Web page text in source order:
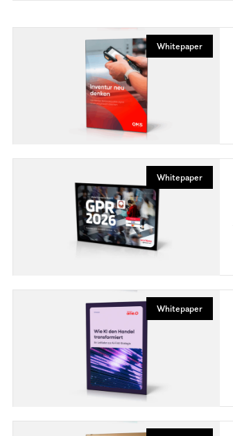
Whitepaper
Whitepaper
Whitepaper